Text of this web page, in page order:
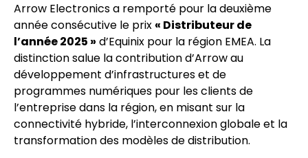
Arrow Electronics a remporté pour la deuxième
année consécutive le prix « Distributeur de
l’année 2025 » d’Equinix pour la région EMEA. La
distinction salue la contribution d’Arrow au
développement d’infrastructures et de
programmes numériques pour les clients de
l’entreprise dans la région, en misant sur la
connectivité hybride, l’interconnexion globale et la
transformation des modèles de distribution.